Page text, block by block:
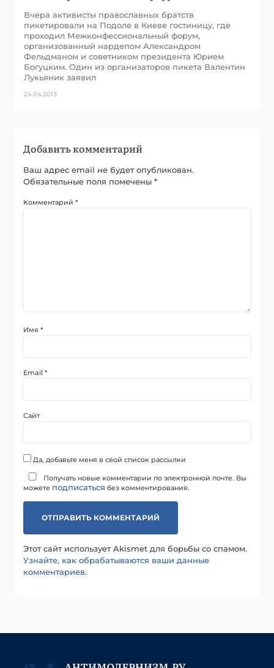
Вчера активисты православных братств
пикетировали на Подоле в Киеве гостиницу, где
проходил Межконфессиональный форум,
организованный нардепом Александром
Фельдманом и советником президента Юрием
Богуцким. Один из организаторов пикета Валентин
Лукьяник заявил
24.04.2013
Добавить комментарий
Ваш адрес email не будет опубликован.
Обязательные поля помечены*
Комментарий*
Имя*
Email*
Сайт
Да, добавьте меня в свой список рассылки
Получать новые комментарии по электронной почте. Вы
можете подписаться без комментирования.
Этот сайт использует Akismet для борьбы со спамом.
Узнайте, как обрабатываются ваши данные
комментариев.